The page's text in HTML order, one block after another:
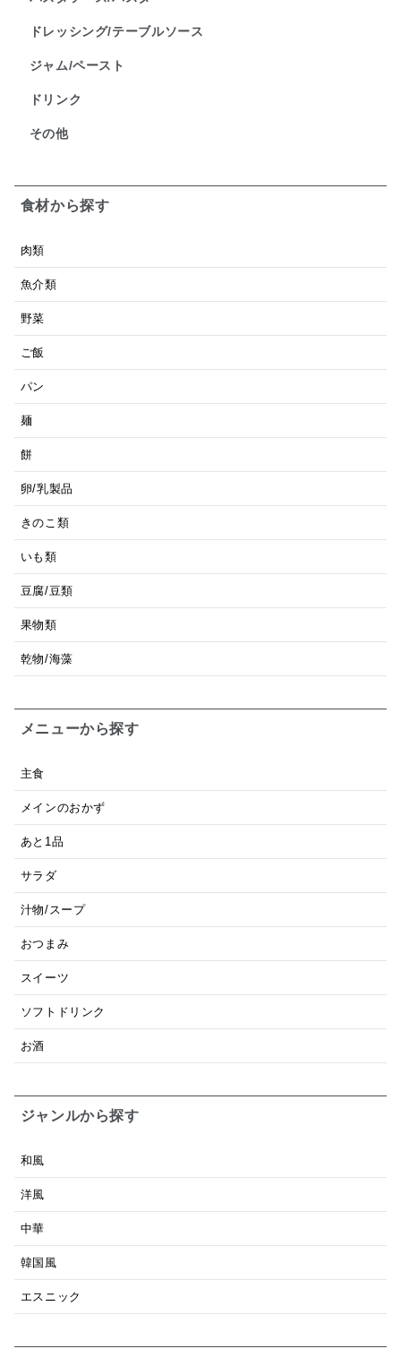
ドレッシング/テーブルソース
ジャム/ペースト
ドリンク
その他
食材から探す
肉類
魚介類
野菜
ご飯
パン
麺
餅
卵/乳製品
きのこ類
いも類
豆腐/豆類
果物類
乾物/海藻
メニューから探す
主食
メインのおかず
あと1品
サラダ
汁物/スープ
おつまみ
スイーツ
ソフトドリンク
お酒
ジャンルから探す
和風
洋風
中華
韓国風
エスニック